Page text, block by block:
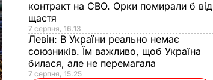
контракт на СВО. Орки помирали б від
щастя
7 серпня, 16.13
Левін: В України реально немає
союзників. Їм важливо, щоб Україна
билася, але не перемагала
7 серпня, 15.25